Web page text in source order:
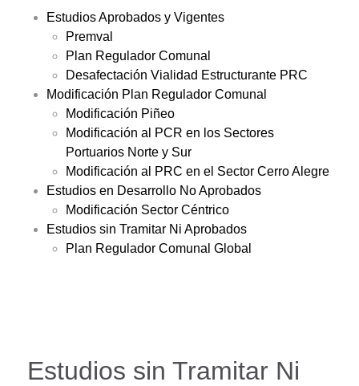
Estudios Aprobados y Vigentes
Premval
Plan Regulador Comunal
Desafectación Vialidad Estructurante PRC
Modificación Plan Regulador Comunal
Modificación Piñeo
Modificación al PCR en los Sectores
Portuarios Norte y Sur
Modificación al PRC en el Sector Cerro Alegre
Estudios en Desarrollo No Aprobados
Modificación Sector Céntrico
Estudios sin Tramitar Ni Aprobados
Plan Regulador Comunal Global
Estudios sin Tramitar Ni